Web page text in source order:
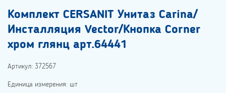
Комплект CERSANIT Унитаз Carina/
Инсталляция Vector/Кнопка Corner
хром глянц арт.64441
Артикул: 372567
Единица измерения: шт